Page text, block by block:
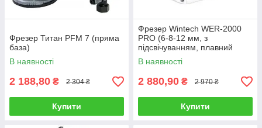
Фрезер Титан PFM 7 (пряма
база)
В наявності
2 188,80 ₴ 2 304 ₴
Купити
Фрезер Wintech WER-2000
PRO (6-8-12 мм, з
підсвічуванням, плавний
пуск)
В наявності
2 880,90 ₴ 2 970 ₴
Купити